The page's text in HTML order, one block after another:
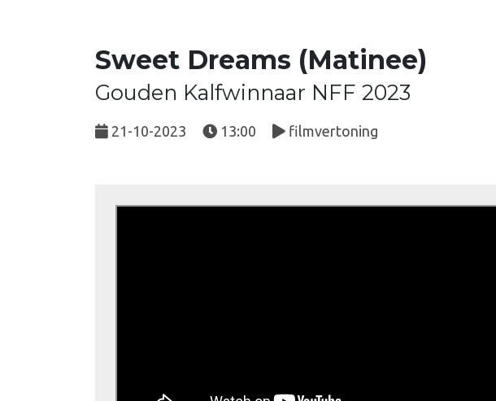
Sweet Dreams (Matinee)
Gouden Kalfwinnaar NFF 2023
21-10-2023 13:00 filmvertoning